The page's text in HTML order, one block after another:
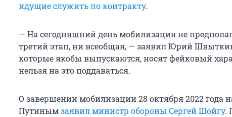
идущие служить по контракту.
— На сегодняшний день мобилизация не
третий этап, ни всеобщая, — заявил Юрий
которые якобы выпускаются, носят фейковый
нельзя на это поддаваться.
О завершении мобилизации 28 октября 2022 года
Путинымзаявил министр обороны Сергей Шойгу.